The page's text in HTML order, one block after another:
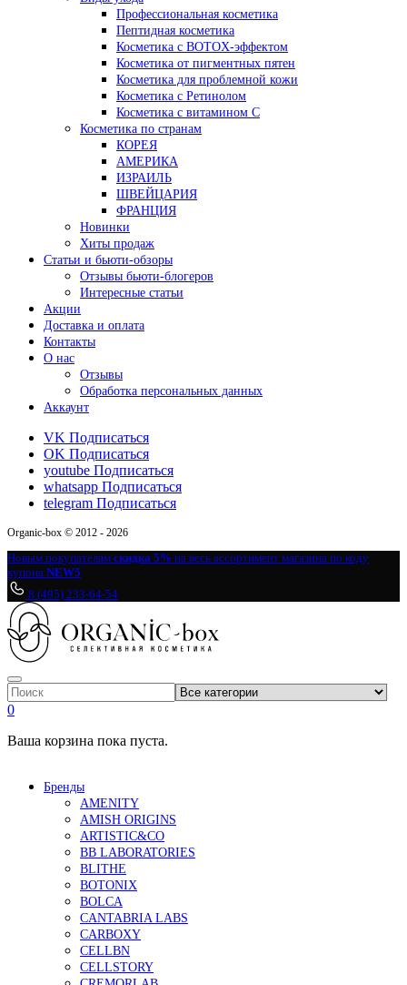
Профессиональная косметика
Пептидная косметика
Косметика с BOTOX-эффектом
Косметика от пигментных пятен
Косметика для проблемной кожи
Косметика с Ретинолом
Косметика с витамином С
Косметика по странам
КОРЕЯ
АМЕРИКА
ИЗРАИЛЬ
ШВЕЙЦАРИЯ
ФРАНЦИЯ
Новинки
Хиты продаж
Статьи и бьюти-обзоры
Отзывы бьюти-блогеров
Интересные статьи
Акции
Доставка и оплата
Контакты
О нас
Отзывы
Обработка персональных данных
Аккаунт
VK Подписаться
OK Подписаться
youtube Подписаться
whatsapp Подписаться
telegram Подписаться
Organic-box © 2012 - 2026
Новым покупателям скидка 5% на весь ассортимент магазина по коду
купона NEW5
8 (495) 233-64-54
0
Ваша корзина пока пуста.
Бренды
AMENITY
AMISH ORIGINS
ARTISTIC&CO
BB LABORATORIES
BLITHE
BOTONIX
BOLCA
CANTABRIA LABS
CARBOXY
CELLBN
CELLSTORY